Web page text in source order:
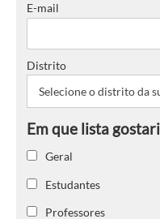
E-mail
Distrito
Geral
Estudantes
Professores